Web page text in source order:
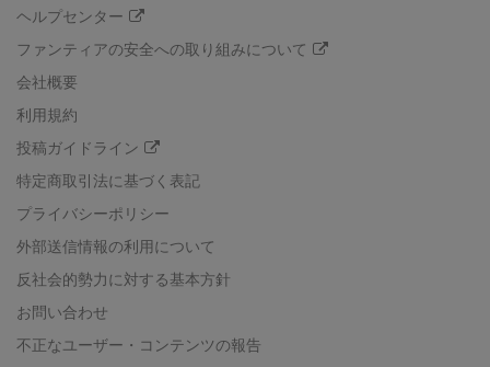
ヘルプセンター
ファンティアの安全への取り組みについて
会社概要
利用規約
投稿ガイドライン
特定商取引法に基づく表記
プライバシーポリシー
外部送信情報の利用について
反社会的勢力に対する基本方針
お問い合わせ
不正なユーザー・コンテンツの報告